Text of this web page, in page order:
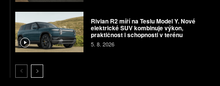
Rivian R2 míří na Teslu Model Y. Nové
elektrické SUV kombinuje výkon,
praktičnost i schopnosti v terénu
5. 8. 2026